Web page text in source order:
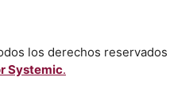
los derechos reservados
Systemic.